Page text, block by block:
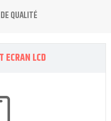
QUALITÉ
ECRAN LCD